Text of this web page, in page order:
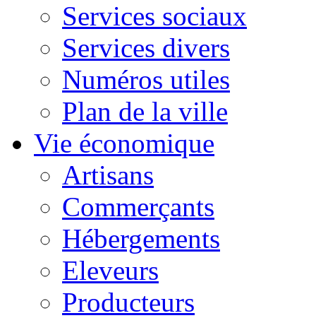
Services sociaux
Services divers
Numéros utiles
Plan de la ville
Vie économique
Artisans
Commerçants
Hébergements
Eleveurs
Producteurs